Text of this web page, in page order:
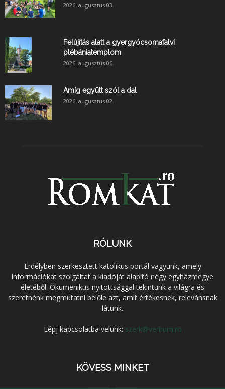
2026. augusztus 03.
Felújítás alatt a gyergyócsomafalvi
plébániatemplom
2026. augusztus 06.
Amíg együtt szól a dal
2026. augusztus 02.
RÓLUNK
Erdélyben szerkesztett katolikus portál vagyunk, amely
információkat szolgáltat a kiadóját alapító négy egyházmegye
életéből. Ökumenikus nyitottsággal tekintünk a világra és
szeretnénk megmutatni belőle azt, amit értékesnek, relevánsnak
látunk.
Lépj kapcsolatba velünk: szerk@verbum.ro
KÖVESS MINKET